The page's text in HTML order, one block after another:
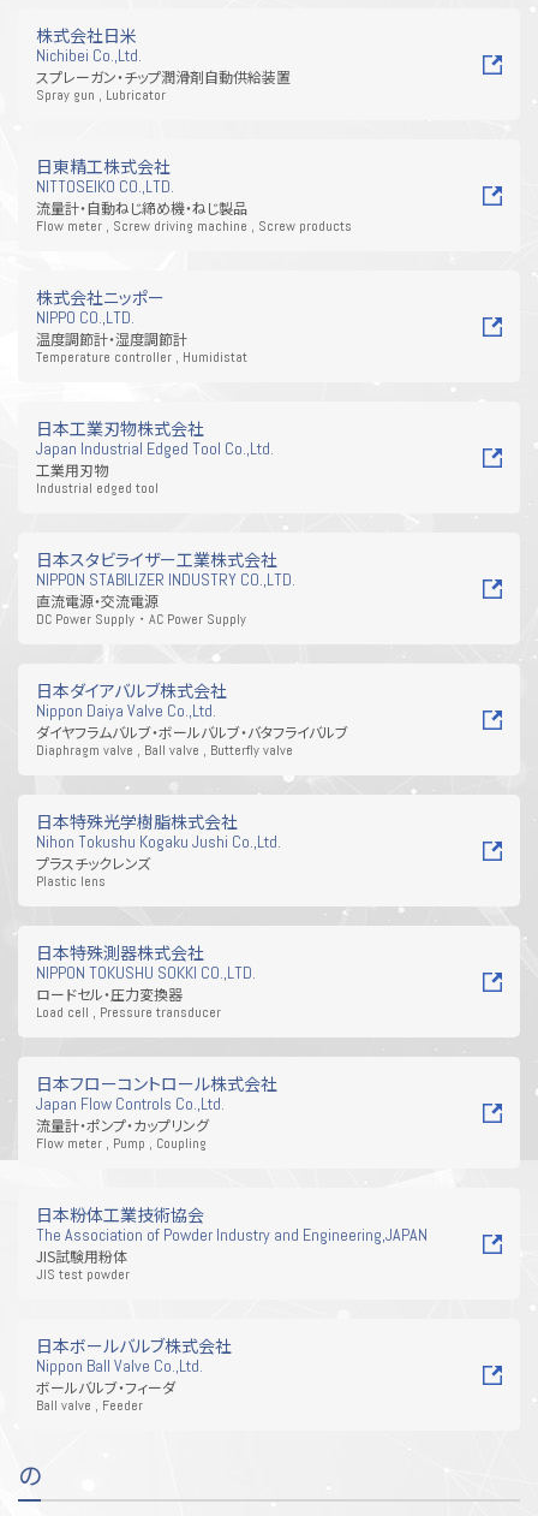
株式会社日米
Nichibei Co.,Ltd.
スプレーガン・チップ潤滑剤自動供給装置
Spray gun , Lubricator
日東精工株式会社
NITTOSEIKO CO.,LTD.
流量計・自動ねじ締め機・ねじ製品
Flow meter , Screw driving machine , Screw products
株式会社ニッポー
NIPPO CO.,LTD.
温度調節計・湿度調節計
Temperature controller , Humidistat
日本工業刃物株式会社
Japan Industrial Edged Tool Co.,Ltd.
工業用刃物
Industrial edged tool
日本スタビライザー工業株式会社
NIPPON STABILIZER INDUSTRY CO.,LTD.
直流電源・交流電源
DC Power Supply・AC Power Supply
日本ダイアバルブ株式会社
Nippon Daiya Valve Co.,Ltd.
ダイヤフラムバルブ・ボールバルブ・バタフライバルブ
Diaphragm valve , Ball valve , Butterfly valve
日本特殊光学樹脂株式会社
Nihon Tokushu Kogaku Jushi Co.,Ltd.
プラスチックレンズ
Plastic lens
日本特殊測器株式会社
NIPPON TOKUSHU SOKKI CO.,LTD.
ロードセル・圧力変換器
Load cell , Pressure transducer
日本フローコントロール株式会社
Japan Flow Controls Co.,Ltd.
流量計・ポンプ・カップリング
Flow meter , Pump , Coupling
日本粉体工業技術協会
The Association of Powder Industry and Engineering,JAPAN
JIS試験用粉体
JIS test powder
日本ボールバルブ株式会社
Nippon Ball Valve Co.,Ltd.
ボールバルブ・フィーダ
Ball valve , Feeder
の